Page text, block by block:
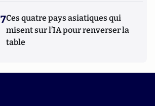
7Ces quatre pays asiatiques qui
misent sur l’IA pour renverser la
table